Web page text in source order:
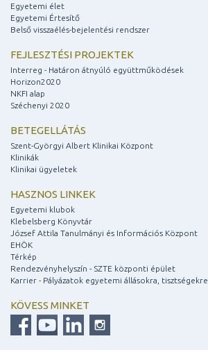
Egyetemi élet
Egyetemi Értesítő
Belső visszaélés-bejelentési rendszer
FEJLESZTÉSI PROJEKTEK
Interreg - Határon átnyúló együttműködések
Horizon2020
NKFI alap
Széchenyi 2020
BETEGELLÁTÁS
Szent-Györgyi Albert Klinikai Központ
Klinikák
Klinikai ügyeletek
HASZNOS LINKEK
Egyetemi klubok
Klebelsberg Könyvtár
József Attila Tanulmányi és Információs Központ
EHÖK
Térkép
Rendezvényhelyszín - SZTE központi épület
Karrier - Pályázatok egyetemi állásokra, tisztségekre
KÖVESS MINKET